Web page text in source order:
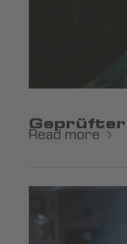
Geprüfter
Read more